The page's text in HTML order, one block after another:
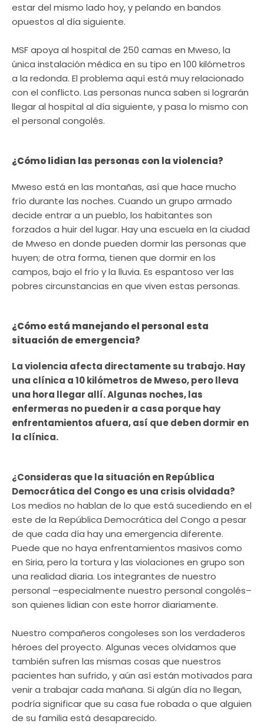
estar del mismo lado hoy, y pelando en bandos
opuestos al día siguiente.
MSF apoya al hospital de 250 camas en Mweso, la
única instalación médica en su tipo en 100 kilómetros
a la redonda. El problema aquí está muy relacionado
con el conflicto. Las personas nunca saben si lograrán
llegar al hospital al día siguiente, y pasa lo mismo con
el personal congolés.
¿Cómo lidian las personas con la violencia?
Mweso está en las montañas, así que hace mucho
frío durante las noches. Cuando un grupo armado
decide entrar a un pueblo, los habitantes son
forzados a huir del lugar. Hay una escuela en la ciudad
de Mweso en donde pueden dormir las personas que
huyen; de otra forma, tienen que dormir en los
campos, bajo el frío y la lluvia. Es espantoso ver las
pobres circunstancias en que viven estas personas.
¿Cómo está manejando el personal esta
situación de emergencia?
La violencia afecta directamente su trabajo. Hay
una clínica a 10 kilómetros de Mweso, pero lleva
una hora llegar allí. Algunas noches, las
enfermeras no pueden ir a casa porque hay
enfrentamientos afuera, así que deben dormir en
la clínica.
¿Consideras que la situación en República
Democrática del Congo es una crisis olvidada?
Los medios no hablan de lo que está sucediendo en el
este de la República Democrática del Congo a pesar
de que cada día hay una emergencia diferente.
Puede que no haya enfrentamientos masivos como
en Siria, pero la tortura y las violaciones en grupo son
una realidad diaria. Los integrantes de nuestro
personal –especialmente nuestro personal congolés–
son quienes lidian con este horror diariamente.
Nuestro compañeros congoleses son los verdaderos
héroes del proyecto. Algunas veces olvidamos que
también sufren las mismas cosas que nuestros
pacientes han sufrido, y aún así están motivados para
venir a trabajar cada mañana. Si algún día no llegan,
podría significar que su casa fue robada o que alguien
de su familia está desaparecido.